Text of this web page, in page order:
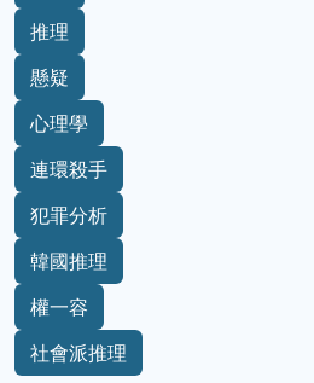
推理
懸疑
心理學
連環殺手
犯罪分析
韓國推理
權一容
社會派推理